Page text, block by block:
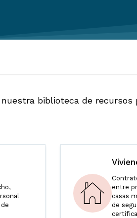
biblioteca de recursos
entre
casas
de